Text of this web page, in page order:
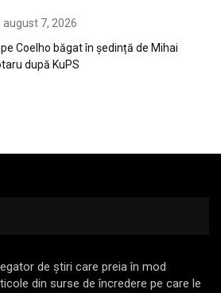
august 7, 2026
Coelho băgat în ședință de Mihai
după KuPS
de ştiri care preia în mod
din surse de încredere pe care le